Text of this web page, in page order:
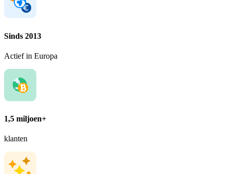
Sinds 2013
Actief in Europa
1,5 miljoen+
klanten